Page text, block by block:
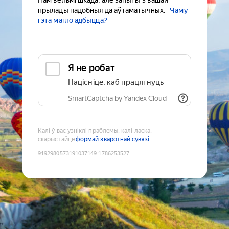
прылады падобныя да аўтаматычных.
Чаму
гэта магло адбыцца?
Я не робат
Націсніце, каб працягнуць
SmartCaptcha by Yandex Cloud
Калі ў вас узніклі праблемы, калі ласка,
скарыстайцеформай зваротнай сувязі
9192980573191037149:1786253527